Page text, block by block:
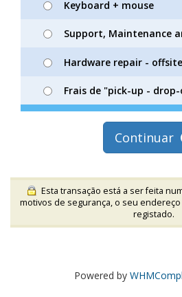
Keyboard + mouse
Support, Maintenance
Hardware repair -
Frais de "pick-up -
Continuar
Esta transação está a ser feita
motivos de segurança, o seu endereço
registado.
Powered by